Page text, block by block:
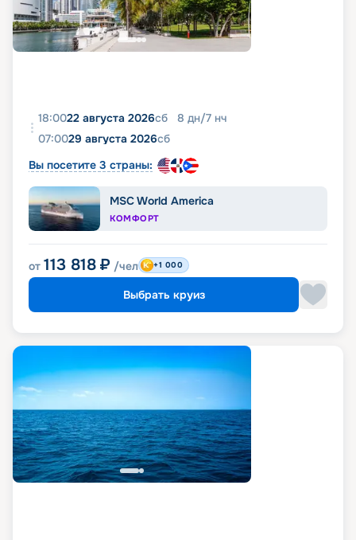
18:0022 августа 2026сб 8 дн/7 нч
07:0029 августа 2026сб
Вы посетите 3 страны:
MSC World America
КОМФОРТ
от 113 818 ₽ /чел +1 000
Выбрать круиз